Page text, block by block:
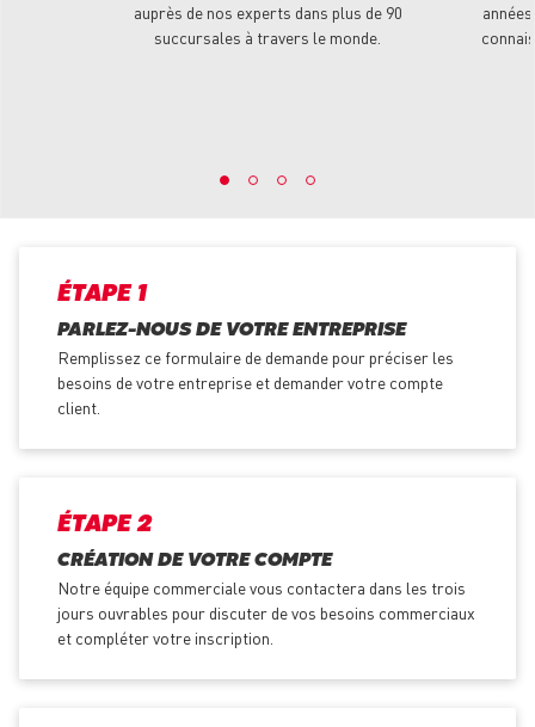
auprès de nos experts dans plus de 90
succursales à travers le monde.
ÉTAPE 1
PARLEZ-NOUS DE VOTRE ENTREPRISE
Remplissez ce formulaire de demande pour préciser les
besoins de votre entreprise et demander votre compte
client.
ÉTAPE 2
CRÉATION DE VOTRE COMPTE
Notre équipe commerciale vous contactera dans les trois
jours ouvrables pour discuter de vos besoins commerciaux
et compléter votre inscription.